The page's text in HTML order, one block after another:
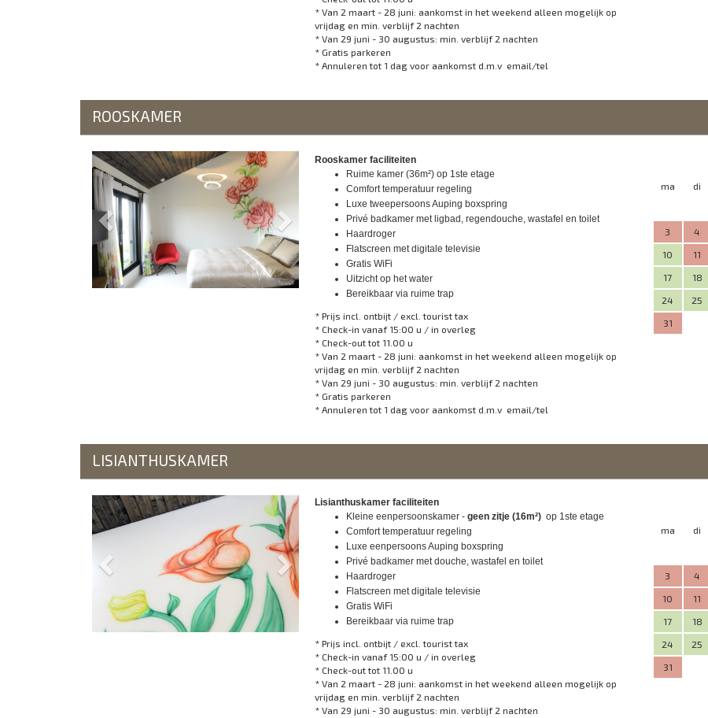
* Van 2 maart - 28 juni: aankomst in het weekend alleen mogelijk op
vrijdag en min. verblijf 2 nachten
* Van 29 juni - 30 augustus: min. verblijf 2 nachten
* Gratis parkeren
* Annuleren tot 1 dag voor aankomst d.m.v email/tel
ROOSKAMER
Previous NextRooskamer faciliteiten
Ruime kamer (36m²) op 1ste etage
Comfort temperatuur regeling
Luxe tweepersoons Auping boxspring
Privé badkamer met ligbad, regendouche, wastafel en toilet
Haardroger
Flatscreen met digitale televisie
Gratis WiFi
Uitzicht op het water
Bereikbaar via ruime trap
* Prijs incl. ontbijt / excl. tourist tax
* Check-in vanaf 15:00 u / in overleg
* Check-out tot 11.00 u
* Van 2 maart - 28 juni: aankomst in het weekend alleen mogelijk op
vrijdag en min. verblijf 2 nachten
* Van 29 juni - 30 augustus: min. verblijf 2 nachten
* Gratis parkeren
* Annuleren tot 1 dag voor aankomst d.m.v email/tel
ma di
3 4
10 11
17 18
24 25
31
LISIANTHUSKAMER
Previous NextLisianthuskamer faciliteiten
Kleine eenpersoonskamer -geen zitje (16m²) op 1ste etage
Comfort temperatuur regeling
Luxe eenpersoons Auping boxspring
Privé badkamer met douche, wastafel en toilet
Haardroger
Flatscreen met digitale televisie
Gratis WiFi
Bereikbaar via ruime trap
* Prijs incl. ontbijt / excl. tourist tax
* Check-in vanaf 15:00 u / in overleg
* Check-out tot 11.00 u
* Van 2 maart - 28 juni: aankomst in het weekend alleen mogelijk op
vrijdag en min. verblijf 2 nachten
* Van 29 juni - 30 augustus: min. verblijf 2 nachten
ma di
3 4
10 11
17 18
24 25
31